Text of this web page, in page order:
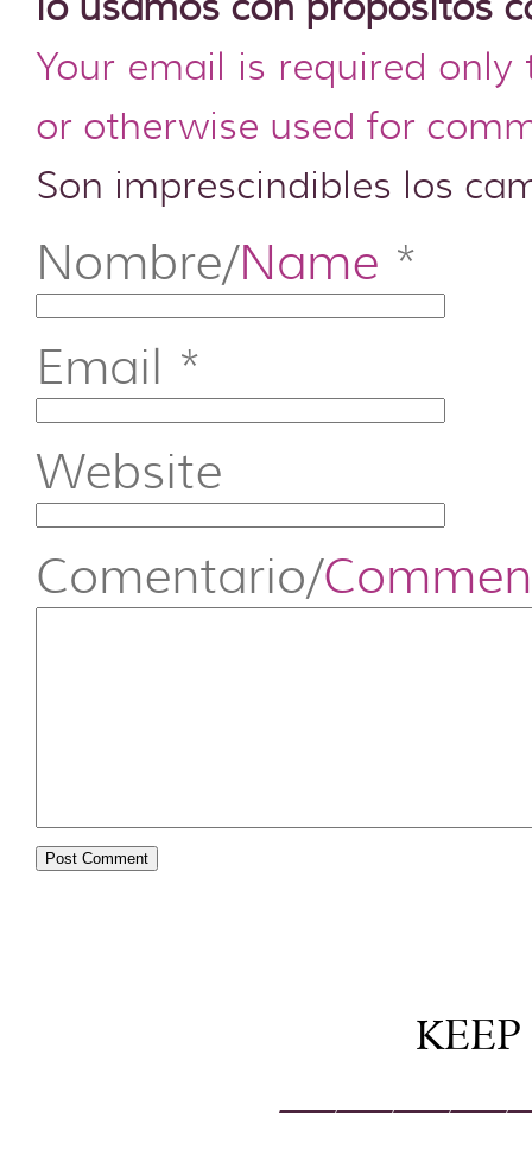
Your email is required
or otherwise used for
Son imprescindibles los
Nombre/Name *
Email *
Website
Comentario/